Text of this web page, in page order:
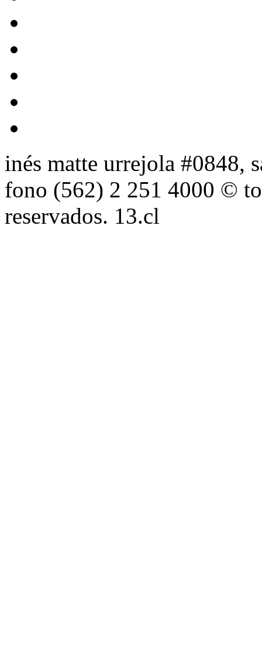
inés matte urrejola #0848,
fono (562) 2 251 4000 ©
reservados. 13.cl